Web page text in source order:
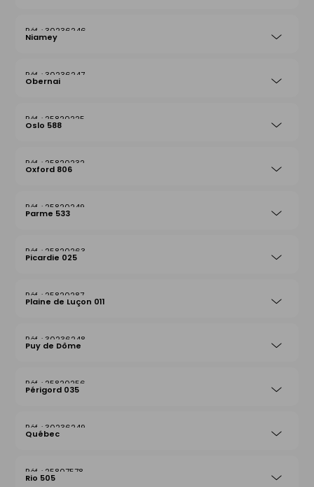
30236246
Niamey
30236247
Obernai
25820225
Oslo 588
25820232
Oxford 806
25820249
Parme 533
25820263
Picardie 025
25820287
Plaine de Luçon 011
30236248
Puy de Dôme
25820256
Périgord 035
30236249
Québec
25807578
Rio 505